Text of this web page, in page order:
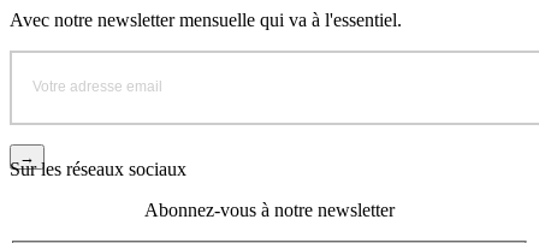
Avec notre newsletter mensuelle qui va à l'essentiel.
Sur les réseaux sociaux
Abonnez-vous à notre newsletter